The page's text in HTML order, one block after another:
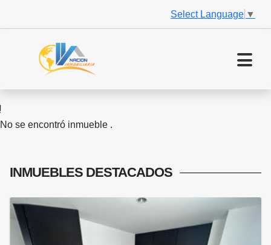
Select Language ▼
No se encontró inmueble .
INMUEBLES DESTACADOS